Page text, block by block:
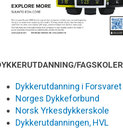
FAGSKOLER
Dykkerutdanning i Forsvaret
Norges Dykkeforbund
Norsk Yrkesdykkerskole
Dykkerutdanningen, HVL